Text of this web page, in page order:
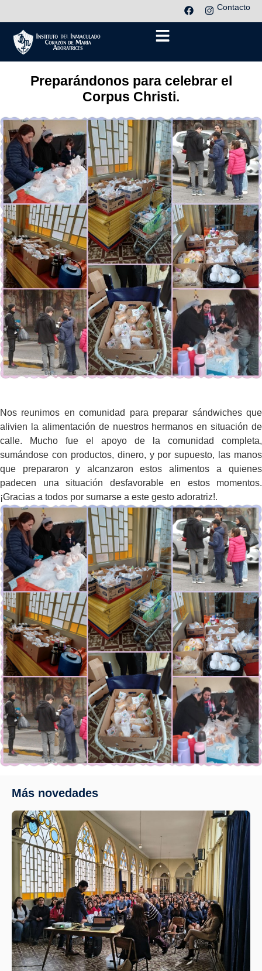
Contacto
Preparándonos para celebrar el
Corpus Christi.
Nos reunimos en comunidad para preparar sándwiches que
alivien la alimentación de nuestros hermanos en situación de
calle. Mucho fue el apoyo de la comunidad completa,
sumándose con productos, dinero, y por supuesto, las manos
que prepararon y alcanzaron estos alimentos a quienes
padecen una situación desfavorable en estos momentos.
¡Gracias a todos por sumarse a este gesto adoratriz!.
Más novedades